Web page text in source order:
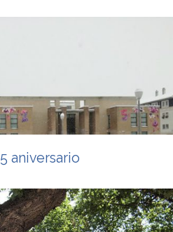
aniversario